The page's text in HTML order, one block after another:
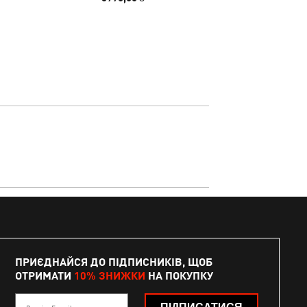
ПРИЄДНАЙСЯ ДО ПІДПИСНИКІВ, ЩОБ
ОТРИМАТИ 10% ЗНИЖКИ НА ПОКУПКУ